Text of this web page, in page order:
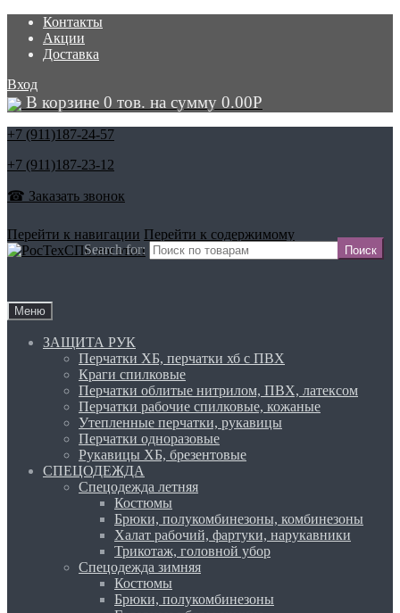
Контакты
Акции
Доставка
Вход
В корзине 0 тов. на сумму 0.00Р
+7 (911)187-24-57
+7 (911)187-23-12
☎ Заказать звонок
Search for:
Перейти к навигации Перейти к содержимому
Меню
ЗАЩИТА РУК
Перчатки ХБ, перчатки хб с ПВХ
Краги спилковые
Перчатки облитые нитрилом, ПВХ, латексом
Перчатки рабочие спилковые, кожаные
Утепленные перчатки, рукавицы
Перчатки одноразовые
Рукавицы ХБ, брезентовые
СПЕЦОДЕЖДА
Спецодежда летняя
Костюмы
Брюки, полукомбинезоны, комбинезоны
Халат рабочий, фартуки, нарукавники
Трикотаж, головной убор
Спецодежда зимняя
Костюмы
Брюки, полукомбинезоны